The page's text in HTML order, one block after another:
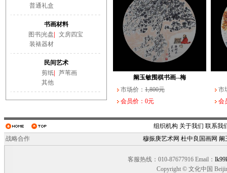
普通礼盒
书画材料
图书|光盘
文房四宝
装裱器材
民间艺术
剪纸|
芦苇画
其他
武长家书法作品（一）
10,000元
会员价：0元
阚玉敏围棋书画--大
3,000元
会员价：0元
阚玉敏围棋书画--梅
市场价： 1,800元
会员价：0元
市
会
组织机构 关于我们 联系我
战略合作
穆振庚艺术网 杜中良国画网 阚
客服热线：010-87677916 Email：
Copyright © 文化中国